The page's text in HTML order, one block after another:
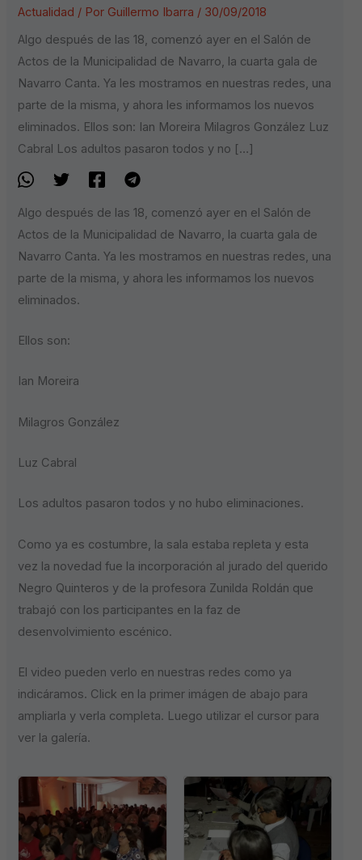
Actualidad / Por Guillermo Ibarra / 30/09/2018
Algo después de las 18, comenzó ayer en el Salón de
Actos de la Municipalidad de Navarro, la cuarta gala de
Navarro Canta. Ya les mostramos en nuestras redes, una
parte de la misma, y ahora les informamos los nuevos
eliminados. Ellos son: Ian Moreira Milagros González Luz
Cabral Los adultos pasaron todos y no […]
Algo después de las 18, comenzó ayer en el Salón de
Actos de la Municipalidad de Navarro, la cuarta gala de
Navarro Canta. Ya les mostramos en nuestras redes, una
parte de la misma, y ahora les informamos los nuevos
eliminados.
Ellos son:
Ian Moreira
Milagros González
Luz Cabral
Los adultos pasaron todos y no hubo eliminaciones.
Como ya es costumbre, la sala estaba repleta y esta
vez la novedad fue la incorporación al jurado del querido
Negro Quinteros y de la profesora Zunilda Roldán que
trabajó con los participantes en la faz de
desenvolvimiento escénico.
El video pueden verlo en nuestras redes como ya
indicáramos. Click en la primer imágen de abajo para
ampliarla y verla completa. Luego utilizar el cursor para
ver la galería.